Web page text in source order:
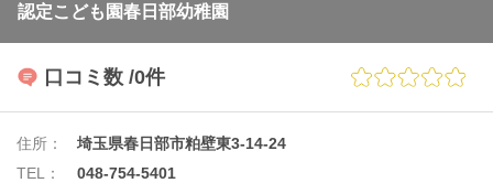
認定こども園春日部幼稚園
口コミ数 /0件
住所：
埼玉県春日部市粕壁東3-14-24
TEL：
048-754-5401